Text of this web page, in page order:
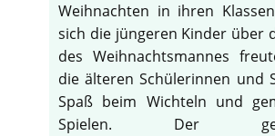
Weihnachten in ihren
sich die jüngeren Kinder über
des Weihnachtsmannes
die älteren Schülerinnen und
Spaß beim Wichteln und
Spielen. Der